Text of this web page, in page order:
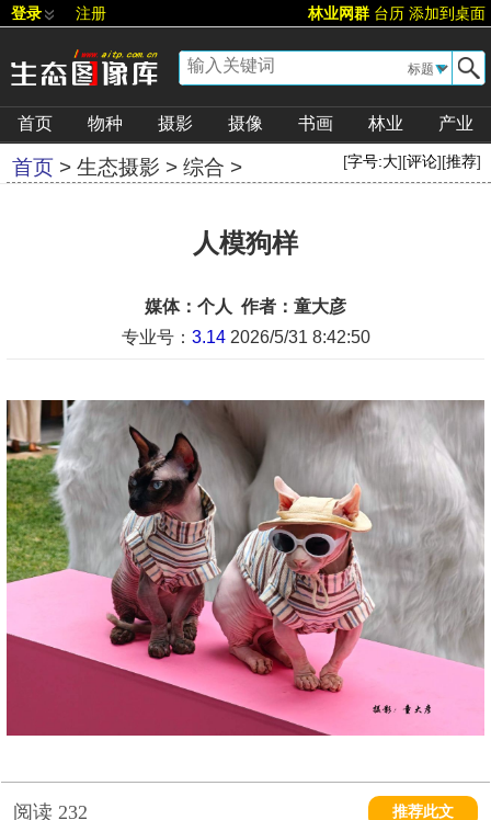
登录 注册 林业网群 台历 添加到桌面
▼
首页 物种 摄影 摄像 书画 林业 产业
首页 > 生态摄影 > 综合 > [字号:大][评论][推荐]
人模狗样
媒体：个人 作者：童大彦
专业号： 3.14 2026/5/31 8:42:50
阅读 232 推荐此文